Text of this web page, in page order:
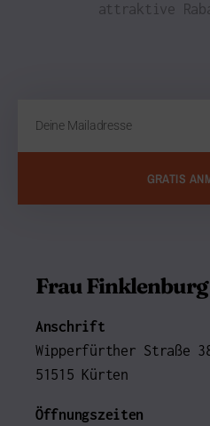
attraktive
GRATIS
Frau Finklenburg
Anschrift
Wipperfürther Straße
51515 Kürten
Öffnungszeiten